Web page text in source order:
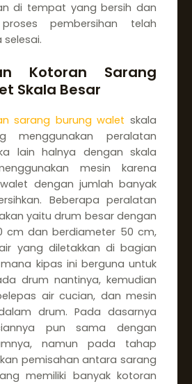
di tempat yang bersih dan
pembersihan telah
selesai.
Kotoran Sarang
Skala Besar
sarang burung walet skala
menggunakan peralatan
lain halnya dengan skala
mesin karena
dengan jumlah banyak
Beberapa peralatan
yaitu drum besar dengan
cm dan berdiameter 50 cm,
yang diletakkan di bagian
kipas ini berguna untuk
drum nantinya, kemudian
air cucian, dan mesin
drum. Pada dasarnya
pun sama dengan
namun pada tahap
pemisahan antara sarang
memiliki banyak kotoran